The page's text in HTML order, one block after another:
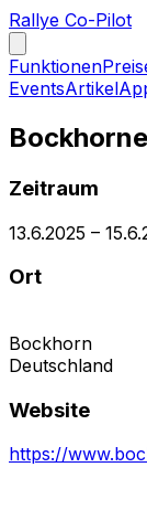
Rallye Co-Pilot
Funktionen
EventsArtikel
Zeitraum
13.6.2025 –
Ort
Bockhorn
Deutschland
Website
https://